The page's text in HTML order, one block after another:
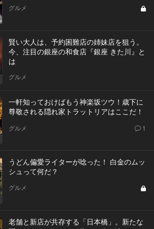
グルメ
賢い大人は、予約困難店の姉妹店を狙う。
今、注目の銀座の和食店『銀座 きた川』と
は
グルメ
一軒知っておけばもう神楽坂ツウ！歳下に
尊敬される隠れ家トラットリアはここだ！
グルメ 1
うどん偏愛ライターが唸った！ 白金のムッ
シュって何だ？
グルメ
老舗と新店が共存する「日本橋」。新たな